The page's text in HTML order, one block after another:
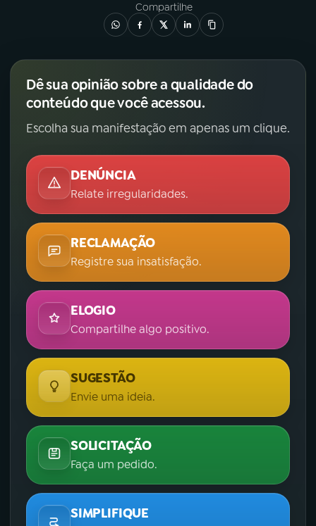
Compartilhe
Dê sua opinião sobre a qualidade do
conteúdo que você acessou.
Escolha sua manifestação em apenas um clique.
DENÚNCIA
Relate irregularidades.
RECLAMAÇÃO
Registre sua insatisfação.
ELOGIO
Compartilhe algo positivo.
SUGESTÃO
Envie uma ideia.
SOLICITAÇÃO
Faça um pedido.
SIMPLIFIQUE